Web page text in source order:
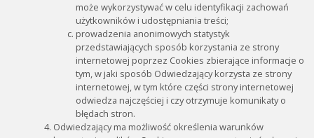
może wykorzystywać w celu identyfikacji zachowań
użytkowników i udostępniania treści;
prowadzenia anonimowych statystyk
przedstawiających sposób korzystania ze strony
internetowej poprzez Cookies zbierające informacje o
tym, w jaki sposób Odwiedzający korzysta ze strony
internetowej, w tym które części strony internetowej
odwiedza najczęściej i czy otrzymuje komunikaty o
błędach stron.
Odwiedzający ma możliwość określenia warunków